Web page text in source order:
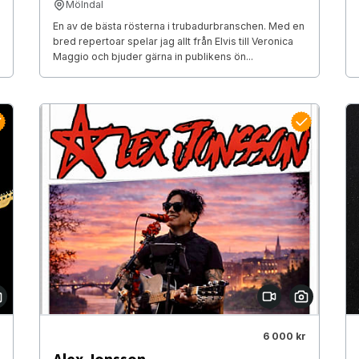
Mölndal
En av de bästa rösterna i trubadurbranschen. Med en
bred repertoar spelar jag allt från Elvis till Veronica
Maggio och bjuder gärna in publikens ön...
6 000 kr